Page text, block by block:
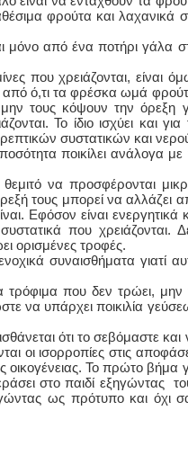
φρούτα και λαχανικά
μόνο από ένα ποτήρι γάλα
που χρειάζονται, είναι
από ό,τι τα φρέσκα ωμά
τους κόψουν την όρεξη
Το ίδιο ισχύει και για
συστατικών και
ποικίλει ανάλογα με
θεμιτό να προσφέρονται
τους μπορεί να αλλάζει
Εφόσον είναι ενεργητικά
που χρειάζονται.
ορισμένες τροφές.
συναισθήματα γιατί
τρόφιμα που δεν τρώει, μην
να υπάρχει ποικιλία
ότι το σεβόμαστε και
οι ισορροπίες στις
Το πρώτο βήμα
στο παιδί εξηγώντας
ως πρότυπο και όχι